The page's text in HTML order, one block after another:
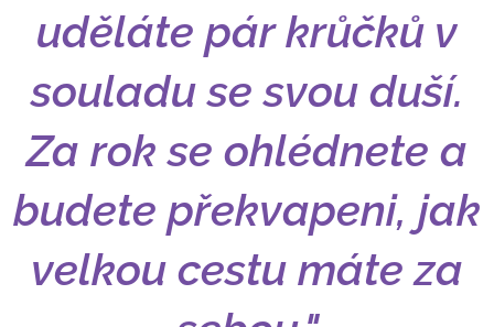
uděláte pár krůčků v
souladu se svou duší.
Za rok se ohlédnete a
budete překvapeni, jak
velkou cestu máte za